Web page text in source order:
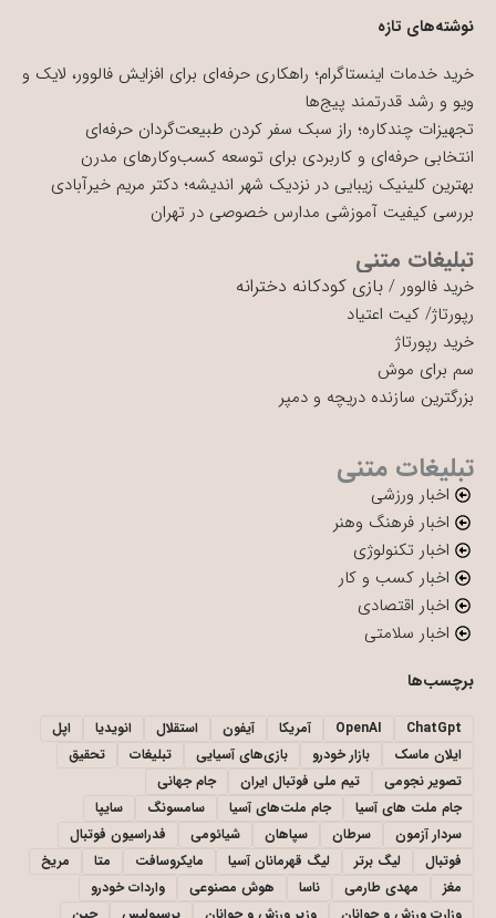
نوشته‌های تازه
خرید خدمات اینستاگرام؛ راهکاری حرفه‌ای برای افزایش فالوور، لایک و
ویو و رشد قدرتمند پیج‌ها
تجهیزات چندکاره؛ راز سبک سفر کردن طبیعت‌گردان حرفه‌ای
انتخابی حرفه‌ای و کاربردی برای توسعه کسب‌وکارهای مدرن
بهترین کلینیک زیبایی در نزدیک شهر اندیشه؛ دکتر مریم خیرآبادی
بررسی کیفیت آموزشی مدارس خصوصی در تهران
تبلیغات متنی
خرید فالوور / بازی کودکانه دخترانه
رپورتاژ/ کیت اعتیاد
خرید رپورتاژ
سم برای موش
بزرگترین سازنده دریچه و دمپر
تبلیغات متنی
اخبار ورزشی
اخبار فرهنگ وهنر
اخبار تکنولوژی
اخبار کسب و کار
اخبار اقتصادی
اخبار سلامتی
برچسب‌ها
ChatGpt
OpenAI آمریکا آیفون استقلال انویدیا
اپل
ایلان ماسک
بازار خودرو بازی‌های آسیایی تبلیغات
تحقیق
تصویر نجومی
تیم ملی فوتبال ایران
جام جهانی
جام ملت های آسیا
جام ملت‌های آسیا سامسونگ
سایپا
سردار آزمون
سرطان سپاهان شیائومی
فدراسیون فوتبال
فوتبال
لیگ برتر لیگ قهرمانان آسیا مایکروسافت متا
مریخ
مغز
مهدی طارمی ناسا هوش مصنوعی
واردات خودرو
وزارت ورزش و جوانان
وزیر ورزش و جوانان پرسپولیس چین